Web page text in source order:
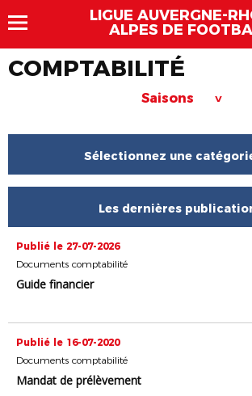
LIGUE AUVERGNE-
ALPES DE
COMPTABILITÉ
Saisons >
Sélectionnez une
Les dernières
Publié le 27-07-2026
Documents comptabilité
Guide financier
Publié le 16-07-2020
Documents comptabilité
Mandat de prélèvement